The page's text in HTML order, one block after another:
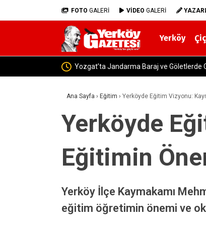
FOTO GALERİ VİDEO GALERİ
Yerköy
Yerköy-Kayseri YHT’de
Ana Sayfa › Eğitim › Yerköyde Eğitim Vizyonu:
Yerköyde
Eğitimin
Yerköy İlçe Kaymakamı
eğitim öğretimin önemi ve